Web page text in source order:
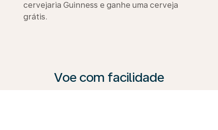
cervejaria Guinness e ganhe uma cerveja
grátis.
Voe com facilidade